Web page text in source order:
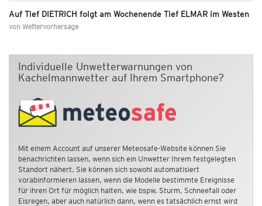
Auf Tief DIETRICH folgt am Wochenende Tief ELMAR im Westen
von Wettervorhersage
Individuelle Unwetterwarnungen von
Kachelmannwetter auf Ihrem Smartphone?
Mit einem Account auf unserer Meteosafe-Website können Sie
benachrichten lassen, wenn sich ein Unwetter Ihrem festgelegten
Standort nähert. Sie können sich sowohl automatisiert
vorabinformieren lassen, wenn die Modelle bestimmte Ereignisse
für ihren Ort für möglich halten, wie bspw. Sturm, Schneefall oder
Eisregen, aber auch natürlich dann, wenn es tatsächlich ernst wird